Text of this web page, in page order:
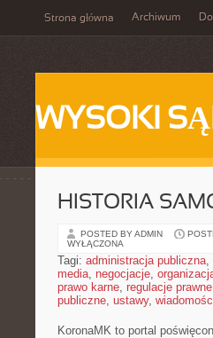
Strona główna Archiwum
WYSOKI
HISTORIA
POSTED BY ADMIN
WYŁĄCZONA
Tagi: administracja publiczna,
media, negocjacje,
prawo karne, regulacje prawne
publiczne, ustawy,
KoronaMK to portal